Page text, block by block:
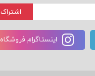
اشتراک
اینستاگرام فروشگاه